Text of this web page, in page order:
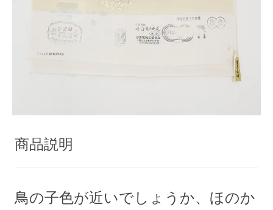
商品説明
鳥の子色が近いでしょうか、ほのか